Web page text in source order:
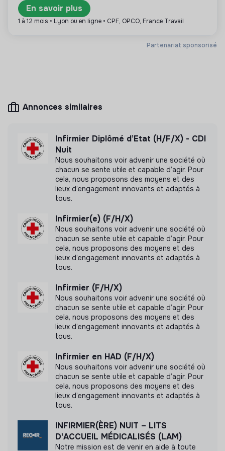
bonne tenue des dossiers de soins.
Assurer la transmission orale et écrite des
informations relatives à la santé des résidents.
Informer les résidents et leurs familles sur les soins
Plus d'informations
Fondation
Mesure d'impact
de mesure d'impact
Labels et certifications
Cette structure n'a pas souhaité nous
communiquer les labels ou certifications qu'elle a
pu obtenir.
Documents
N'a pas encore communiqué de documents de
transparence
Partenariat sponsorisé
En savoir plus
1 à 12 mois • Lyon ou en ligne • CPF, OPCO, France Travail
Annonces similaires
Infirmier Diplômé d’Etat (H/F/X) - CDI
Nuit
Nous souhaitons voir advenir une société où
chacun se sente utile et capable d’agir. Pour
cela, nous proposons des moyens et des
lieux d’engagement innovants et adaptés à
tous.
Infirmier(e) (F/H/X)
Nous souhaitons voir advenir une société où
chacun se sente utile et capable d’agir. Pour
cela, nous proposons des moyens et des
lieux d’engagement innovants et adaptés à
tous.
Infirmier (F/H/X)
Nous souhaitons voir advenir une société où
chacun se sente utile et capable d’agir. Pour
cela, nous proposons des moyens et des
lieux d’engagement innovants et adaptés à
tous.
Infirmier en HAD (F/H/X)
Nous souhaitons voir advenir une société où
chacun se sente utile et capable d’agir. Pour
cela, nous proposons des moyens et des
lieux d’engagement innovants et adaptés à
tous.
INFIRMIER(ÈRE) NUIT – LITS
D'ACCUEIL MÉDICALISÉS (LAM)
Notre mission est de venir en aide à toute